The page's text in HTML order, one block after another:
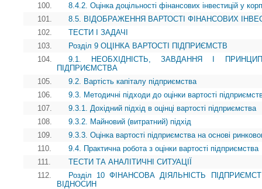
100.
8.4.2. Оцінка доцільності фінансових інвестицій у
101.
8.5. ВІДОБРАЖЕННЯ ВАРТОСТІ ФІНАНСОВИХ
102.
ТЕСТИ І ЗАДАЧІ
103.
Розділ 9 ОЦІНКА ВАРТОСТІ ПІДПРИЄМСТВ
104.
9.1. НЕОБХІДНІСТЬ, ЗАВДАННЯ І
ПІДПРИЄМСТВА
105.
9.2. Вартість капіталу підприємства
106.
9.3. Методичні підходи до оцінки вартості
107.
9.3.1. Дохідний підхід в оцінці вартості підприємства
108.
9.3.2. Майновий (витратний) підхід
109.
9.3.3. Оцінка вартості підприємства на основі
110.
9.4. Практична робота з оцінки вартості підприємства
111.
ТЕСТИ ТА АНАЛІТИЧНІ СИТУАЦІЇ
112.
Розділ 10 ФІНАНСОВА ДІЯЛЬНІСТЬ
ВІДНОСИН